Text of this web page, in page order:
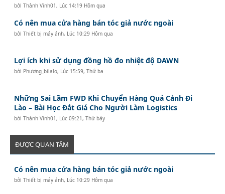
bởiThành Vinh01 , Lúc 14:19 Hôm qua
Có nên mua cửa hàng bán tóc giả nước ngoài
bởiThiết bị máy ảnh, Lúc 10:29 Hôm qua
Lợi ích khi sử dụng đồng hồ đo nhiệt độ DAWN
bởi Phương_bilalo, Lúc 15:59, Thứ ba
Những Sai Lầm FWD Khi Chuyển Hàng Quá Cảnh Đi
Lào – Bài Học Đắt Giá Cho Người Làm Logistics
bởiThành Vinh01 , Lúc 09:21, Thứ bảy
ĐƯỢC QUAN TÂM
Có nên mua cửa hàng bán tóc giả nước ngoài
bởiThiết bị máy ảnh, Lúc 10:29 Hôm qua